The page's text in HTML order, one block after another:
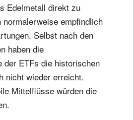
Edelmetall direkt zu
normalerweise empfindlich
Selbst nach den
haben die
der ETFs die historischen
nicht wieder erreicht.
Mittelflüsse würden die